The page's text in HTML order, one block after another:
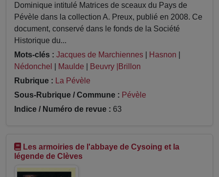
Dominique intitulé Matrices de sceaux du Pays de
Pévèle dans la collection A. Preux, publié en 2008. Ce
document, conservé dans le fonds de la Société
Historique du...
Mots-clés : Jacques de Marchiennes Hasnon
Nédonchel
Maulde
Beuvry |Brillon
Rubrique : La Pévèle
Sous-Rubrique / Commune : Pévèle
Indice / Numéro de revue : 63
Les armoiries de l'abbaye de Cysoing et la
légende de Clèves